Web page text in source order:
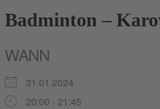
Badminton –
WANN
31.01.2024
20:00 - 21:45